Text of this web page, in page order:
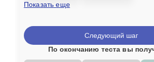
Показать еще
Следующий шаг
По окончанию теста вы